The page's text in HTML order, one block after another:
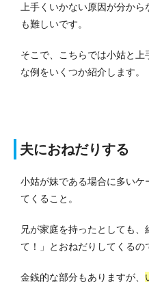
上手くいかない原因が分か
も難しいです。
そこで、こちらでは小姑と
な例をいくつか紹介します。
夫におねだりする
小姑が妹である場合に多いケ
てくること。
兄が家庭を持ったとしても
て！」とおねだりしてくるの
金銭的な部分もありますが、